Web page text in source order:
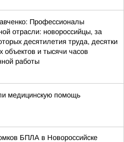
Профессионалы
отрасли: новороссийцы, за
десятилетия труда, десятки
объектов и тысячи часов
работы
медицинскую помощь
БПЛА в Новороссийске